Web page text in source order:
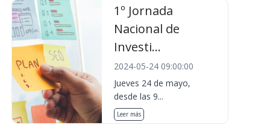
1º Jornada
Nacional de
Investi...
2024-05-24 09:00:00
Jueves 24 de mayo,
desde las 9...
Leer más